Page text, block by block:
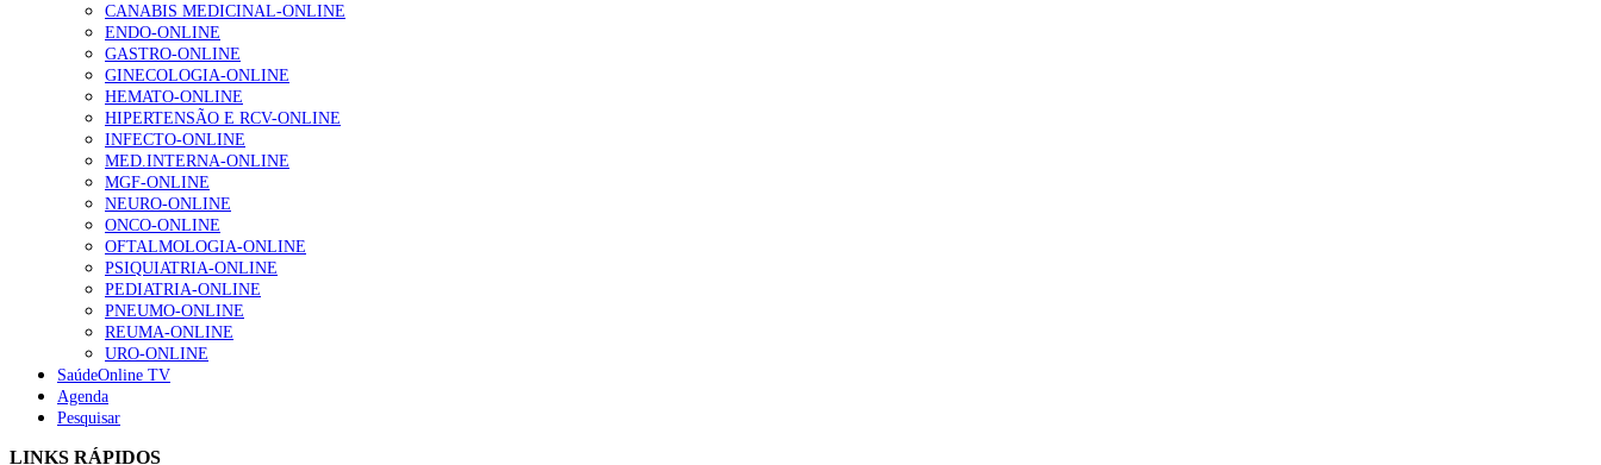
CANABIS MEDICINAL-ONLINE
ENDO-ONLINE
GASTRO-ONLINE
GINECOLOGIA-ONLINE
HEMATO-ONLINE
HIPERTENSÃO E RCV-ONLINE
INFECTO-ONLINE
MED.INTERNA-ONLINE
MGF-ONLINE
NEURO-ONLINE
ONCO-ONLINE
OFTALMOLOGIA-ONLINE
PSIQUIATRIA-ONLINE
PEDIATRIA-ONLINE
PNEUMO-ONLINE
REUMA-ONLINE
URO-ONLINE
SaúdeOnline TV
Agenda
Pesquisar
LINKS RÁPIDOS